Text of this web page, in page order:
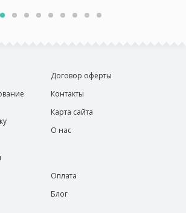
Договор оферты
Контакты
Карта сайта
О нас
Оплата
Блог